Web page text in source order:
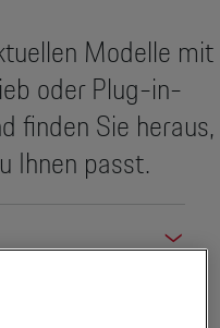
Modelle mit
oder Plug-in-
finden Sie heraus,
Ihnen passt.